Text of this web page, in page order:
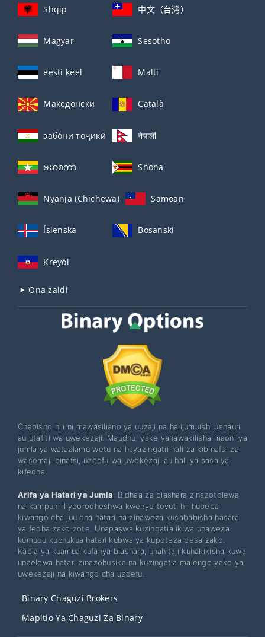
Shqip 中文（台灣）
Magyar Sesotho
eesti keel Malti
Македонски Català
забо́ни тоҷикӣ́ नेपाली
ဗမာစကာ Shona
Nyanja (Chichewa) Samoan
Íslenska Bosanski
Kreyòl
Ona zaidi
Chapisho hili ni mawasiliano ya uuzaji na halijumuishi ushauri
au utafiti wa uwekezaji. Maudhui yake yanawakilisha maoni ya
jumla ya wataalamu wetu na hayazingatii hali za kibinafsi za
wasomaji binafsi, uzoefu wa uwekezaji au hali ya sasa ya
kifedha.
Arifa ya Hatari ya Jumla: Bidhaa za biashara zinazotolewa
na kampuni iliyoorodheshwa kwenye tovuti hii hubeba
kiwango cha juu cha hatari na zinaweza kusababisha hasara
ya fedha zako zote. Unapaswa kuzingatia ikiwa unaweza
kumudu kuchukua hatari kubwa ya kupoteza pesa zako.
Kabla ya kuamua kufanya biashara, unahitaji kuhakikisha kuwa
unaelewa hatari zinazohusika na kuzingatia malengo yako ya
uwekezaji na kiwango cha uzoefu.
Binary Chaguzi Brokers
Mapitio Ya Chaguzi Za Binary